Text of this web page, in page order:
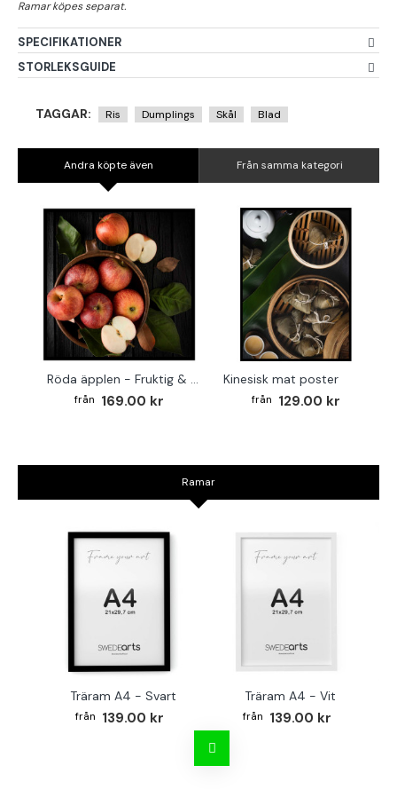
SPECIFIKATIONER
STORLEKSGUIDE
TAGGAR: Ris Dumplings Skål Blad
Andra köpte även Från samma kategori
Röda äpplen - Fruktig & fyrkantig köksposter
169.00 kr
Kinesisk mat poster
129.00 kr
Ramar
Träram A4 - Svart
139.00 kr
Träram A4 - Vit
139.00 kr